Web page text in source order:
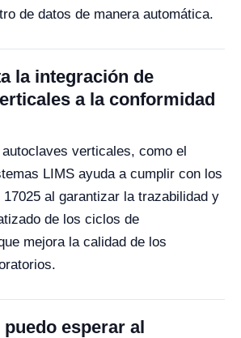
de datos de manera automática.
la integración de
a la conformidad
verticales, como el
LIMS ayuda a cumplir con los
al garantizar la trazabilidad y
de los ciclos de
mejora la calidad de los
esperar al